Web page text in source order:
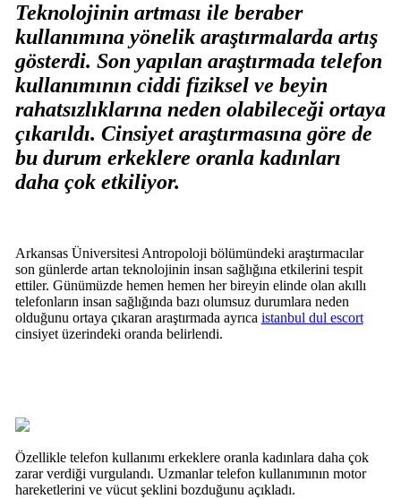
Teknolojinin artması ile beraber
kullanımına yönelik araştırmalarda artış
gösterdi. Son yapılan araştırmada telefon
kullanımının ciddi fiziksel ve beyin
rahatsızlıklarına neden olabileceği ortaya
çıkarıldı. Cinsiyet araştırmasına göre de
bu durum erkeklere oranla kadınları
daha çok etkiliyor.
Arkansas Üniversitesi Antropoloji bölümündeki araştırmacılar
son günlerde artan teknolojinin insan sağlığına etkilerini tespit
ettiler. Günümüzde hemen hemen her bireyin elinde olan akıllı
telefonların insan sağlığında bazı olumsuz durumlara neden
olduğunu ortaya çıkaran araştırmada ayrıca istanbul dul escort
cinsiyet üzerindeki oranda belirlendi.
Özellikle telefon kullanımı erkeklere oranla kadınlara daha çok
zarar verdiği vurgulandı. Uzmanlar telefon kullanımının motor
hareketlerini ve vücut şeklini bozduğunu açıkladı.